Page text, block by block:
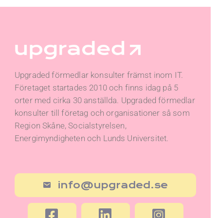
Upgraded förmedlar konsulter främst inom IT.
Företaget startades 2010 och finns idag på 5
orter med cirka 30 anställda. Upgraded förmedlar
konsulter till företag och organisationer så som
Region Skåne, Socialstyrelsen,
Energimyndigheten och Lunds Universitet.
info@upgraded.se